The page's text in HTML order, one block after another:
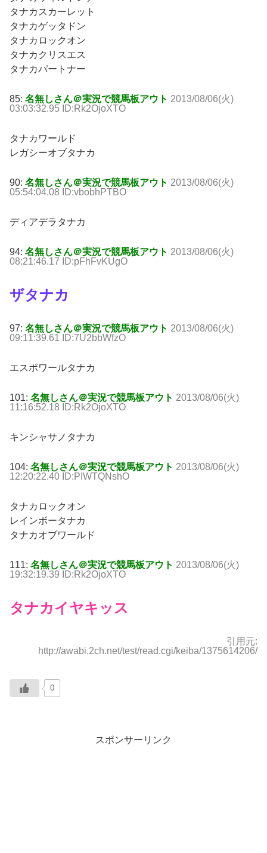
タナカスカーレット
タナカゲッタドン
タナカロックオン
タナカクリスエス
タナカパートナー
85: 名無しさん＠実況で競馬板アウト 2013/08/06(火)
03:03:32.95 ID:Rk2OjoXTO
タナカワールド
レガシーオブタナカ
90: 名無しさん＠実況で競馬板アウト 2013/08/06(火)
05:54:04.08 ID:vbobhPTBO
ディアデラタナカ
94: 名無しさん＠実況で競馬板アウト 2013/08/06(火)
08:21:46.17 ID:pFhFvKUgO
ザタナカ
97: 名無しさん＠実況で競馬板アウト 2013/08/06(火)
09:11:39.61 ID:7U2bbWfzO
エスポワールタナカ
101: 名無しさん＠実況で競馬板アウト 2013/08/06(火)
11:16:52.18 ID:Rk2OjoXTO
キンシャサノタナカ
104: 名無しさん＠実況で競馬板アウト 2013/08/06(火)
12:20:22.40 ID:PIWTQNshO
タナカロックオン
レインボータナカ
タナカオブワールド
111: 名無しさん＠実況で競馬板アウト 2013/08/06(火)
19:32:19.39 ID:Rk2OjoXTO
タナカイヤキッス
引用元:
http://awabi.2ch.net/test/read.cgi/keiba/1375614206/
0
スポンサーリンク